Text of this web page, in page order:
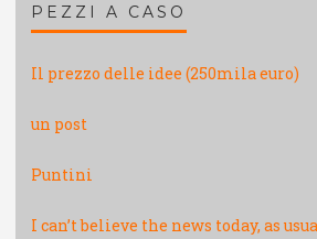
PEZZI A CASO
Il prezzo delle idee (250mila euro)
un post
Puntini
I can’t believe the news today, as